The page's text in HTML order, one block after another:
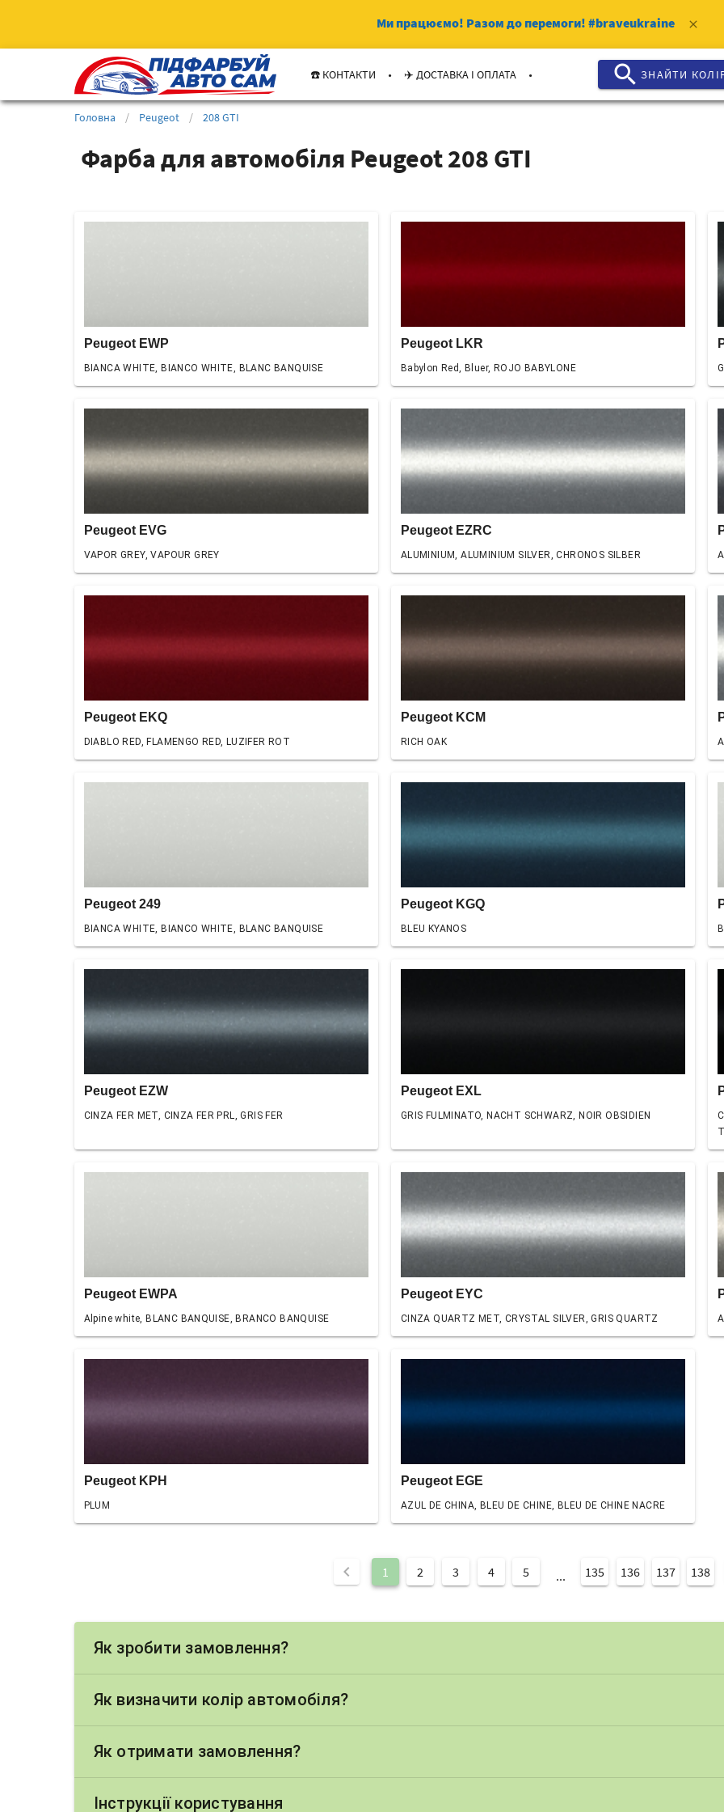
Ми працюємо! Разом до перемоги! #braveukraine clear
☎️ КОНТАКТИ . ✈️ ДОСТАВКА І ОПЛАТА . search ЗНАЙТИ
Головна / Peugeot / 208 GTI
Фарба для автомобіля Peugeot 208 GTI
Peugeot EWP
BIANCA WHITE, BIANCO WHITE, BLANC BANQUISE
Peugeot LKR
Babylon Red, Bluer, ROJO BABYLONE
Peugeot EVG
VAPOR GREY, VAPOUR GREY
Peugeot EZRC
ALUMINIUM, ALUMINIUM SILVER, CHRONOS SILBER
Peugeot EKQ
DIABLO RED, FLAMENGO RED, LUZIFER ROT
Peugeot KCM
RICH OAK
Peugeot 249
BIANCA WHITE, BIANCO WHITE, BLANC BANQUISE
Peugeot KGQ
BLEU KYANOS
Peugeot EZW
CINZA FER MET, CINZA FER PRL, GRIS FER
Peugeot EXL
GRIS FULMINATO, NACHT SCHWARZ, NOIR OBSIDIEN
Peugeot EWPA
Alpine white, BLANC BANQUISE, BRANCO BANQUISE
Peugeot EYC
CINZA QUARTZ MET, CRYSTAL SILVER, GRIS QUARTZ
Peugeot KPH
PLUM
Peugeot EGE
AZUL DE CHINA, BLEU DE CHINE, BLEU DE CHINE NACRE
chevron_left 1 2 3 4 5 ... 135 136 137 138
Як зробити замовлення?
Як визначити колір автомобіля?
Як отримати замовлення?
Інструкції користування